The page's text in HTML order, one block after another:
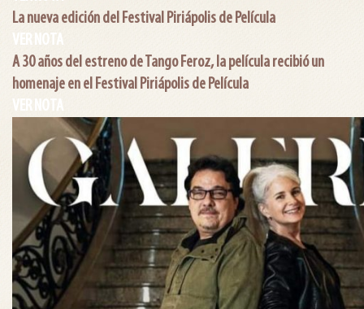
La nueva edición del Festival Piriápolis de Película
VER NOTA
A 30 años del estreno de Tango Feroz, la película recibió un
homenaje en el Festival Piriápolis de Película
VER NOTA